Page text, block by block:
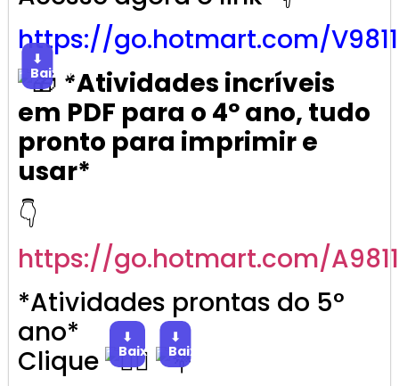
https://go.hotmart.com/
⬇
Baixar*Atividades incríveis
em PDF para o 4º ano, tudo
pronto para imprimir e
usar*
👇
https://go.hotmart.com/
*Atividades prontas do 5°
ano*
Clique
⬇
Baixar
⬇
Baixar